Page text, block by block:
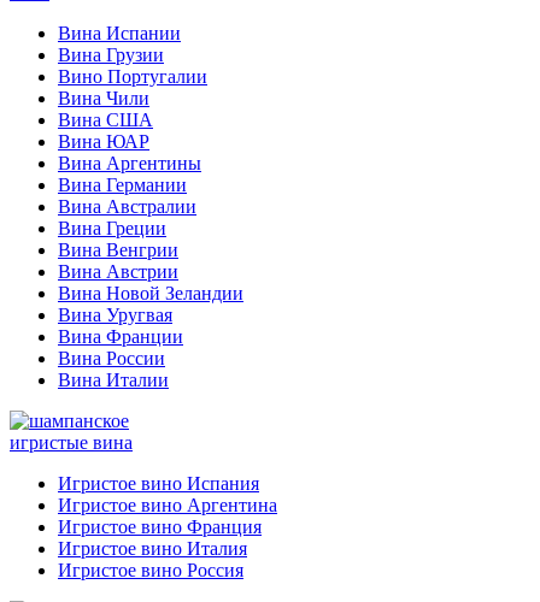
Вина Испании
Вина Грузии
Вино Португалии
Вина Чили
Вина США
Вина ЮАР
Вина Аргентины
Вина Германии
Вина Австралии
Вина Греции
Вина Венгрии
Вина Австрии
Вина Новой Зеландии
Вина Уругвая
Вина Франции
Вина России
Вина Италии
игристые вина
Игристое вино Испания
Игристое вино Аргентина
Игристое вино Франция
Игристое вино Италия
Игристое вино Россия